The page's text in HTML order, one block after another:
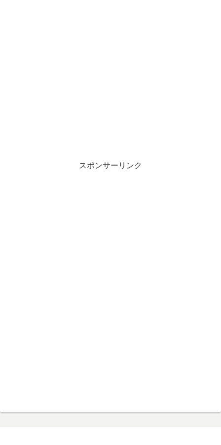
スポンサーリンク